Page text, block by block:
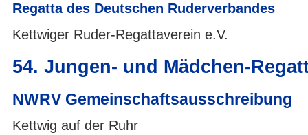
Regatta des Deutschen Ruderverbandes
Kettwiger Ruder-Regattaverein e.V.
54. Jungen- und Mädchen-
NWRV Gemeinschaftsausschreibung
Kettwig auf der Ruhr